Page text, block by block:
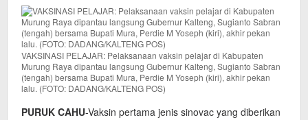
VAKSINASI PELAJAR: Pelaksanaan vaksin pelajar di Kabupaten
Murung Raya dipantau langsung Gubernur Kalteng, Sugianto Sabran
(tengah) bersama Bupati Mura, Perdie M Yoseph (kiri), akhir pekan
lalu. (FOTO: DADANG/KALTENG POS)
PURUK CAHU-Vaksin pertama jenis sinovac yang diberikan